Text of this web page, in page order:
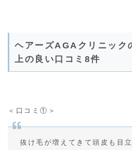
ヘアーズAGAクリニック
上の良い口コミ8件
＜口コミ①＞
抜け毛が増えてきて頭皮も目